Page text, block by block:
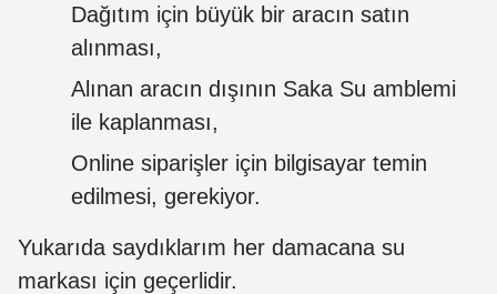
Dağıtım için büyük bir aracın satın
alınması,
Alınan aracın dışının Saka Su amblemi
ile kaplanması,
Online siparişler için bilgisayar temin
edilmesi, gerekiyor.
Yukarıda saydıklarım her damacana su
markası için geçerlidir.